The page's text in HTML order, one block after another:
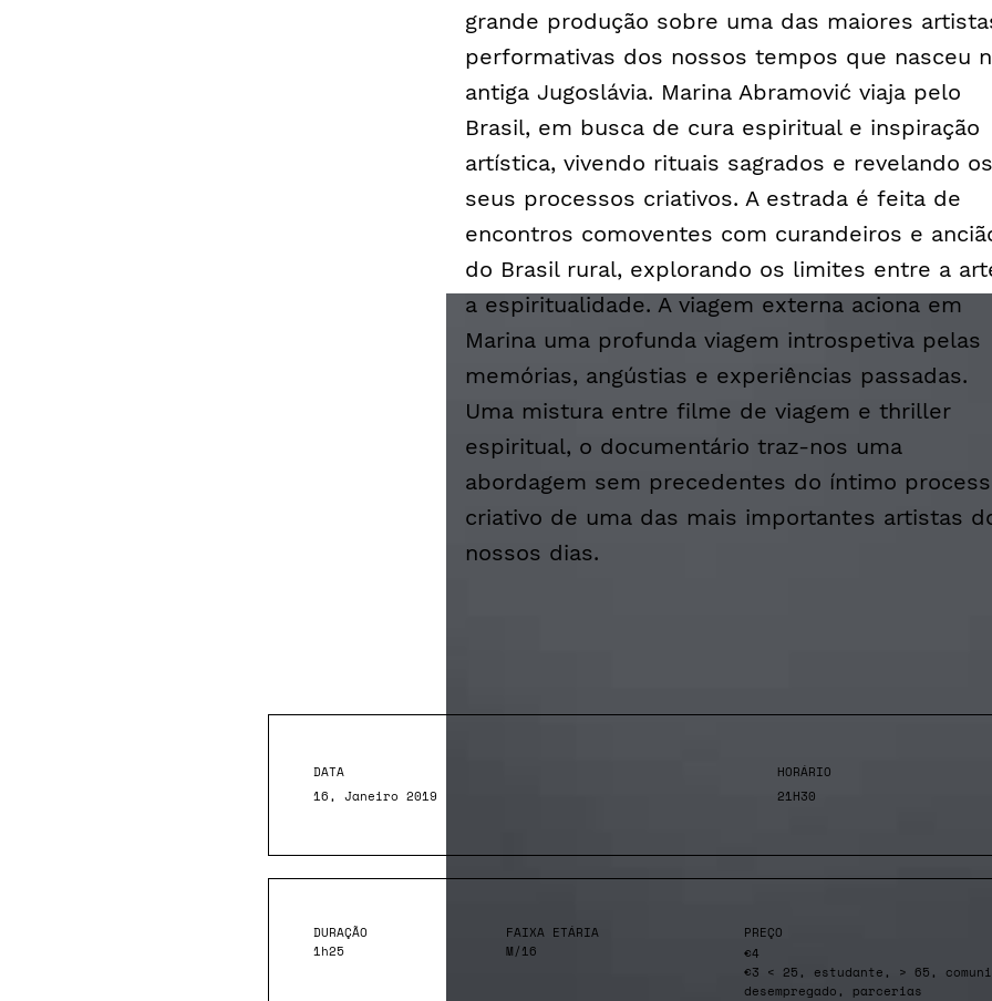
grande produção sobre uma das maiores
performativas dos nossos tempos que nasceu
antiga Jugoslávia. Marina Abramović viaja pelo
Brasil, em busca de cura espiritual e inspiração
artística, vivendo rituais sagrados e revelando os
seus processos criativos. A estrada é feita de
encontros comoventes com curandeiros e
do Brasil rural, explorando os limites entre a
a espiritualidade. A viagem externa aciona em
Marina uma profunda viagem introspetiva pelas
memórias, angústias e experiências passadas.
Uma mistura entre filme de viagem e thriller
espiritual, o documentário traz-nos uma
abordagem sem precedentes do íntimo
criativo de uma das mais importantes artistas
nossos dias.
DATA
16, Janeiro 2019
HORÁRIO
21H30
DURAÇÃO
1h25
FAIXA ETÁRIA
M/16
PREÇO
€4
€3 < 25, estudante, > 65,
desempregado, parcerias